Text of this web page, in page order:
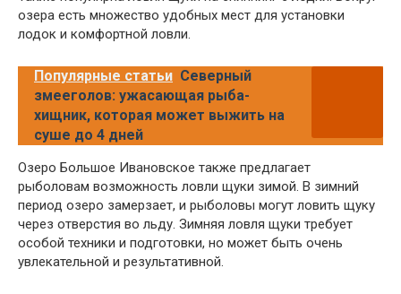
озера есть множество удобных мест для установки
лодок и комфортной ловли.
Популярные статьи Северный
змееголов: ужасающая рыба-
хищник, которая может выжить на
суше до 4 дней
Озеро Большое Ивановское также предлагает
рыболовам возможность ловли щуки зимой. В зимний
период озеро замерзает, и рыболовы могут ловить щуку
через отверстия во льду. Зимняя ловля щуки требует
особой техники и подготовки, но может быть очень
увлекательной и результативной.